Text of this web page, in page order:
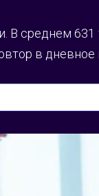
В среднем
в дневное